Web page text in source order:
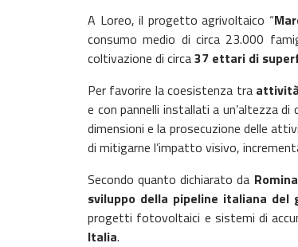
A Loreo, il progetto agrivoltaico “
consumo medio di circa 23.000
coltivazione di circa37 ettari di
Per favorire la coesistenza tra
e con pannelli installati a un’altezza
dimensioni e la prosecuzione delle
di mitigarne l’impatto visivo,
Secondo quanto dichiarato da
sviluppo della pipeline italiana del
progetti fotovoltaici e sistemi di
Italia.